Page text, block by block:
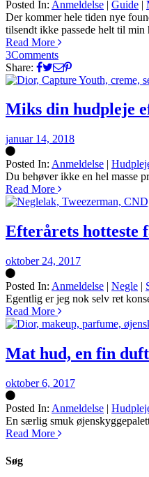
Posted In: Anmeldelse | Guide |
Silke
Der kommer hele tiden nye
tilsendt ikke passede helt til
Read More
3Comments
Share:
Miks din hudpleje
januar 14, 2018
Posted In: Anmeldelse |
Silke
Du behøver ikke en hel masse
Read More
Efterårets hotteste
oktober 24, 2017
Posted In: Anmeldelse | Negle |
Silke
Egentlig er jeg nok selv ret
Read More
Mat hud, en fin
oktober 6, 2017
Posted In: Anmeldelse |
Silke
En særlig smuk
Read More
Søg